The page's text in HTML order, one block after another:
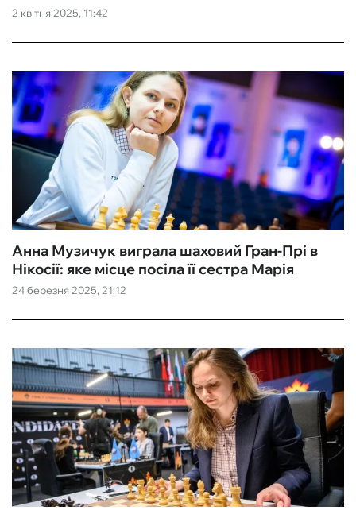
2 квітня 2025, 11:42
24 березня 2025, 21:12
Анна Музичук виграла шаховий Гран-Прі в
Нікосії: яке місце посіла її сестра Марія